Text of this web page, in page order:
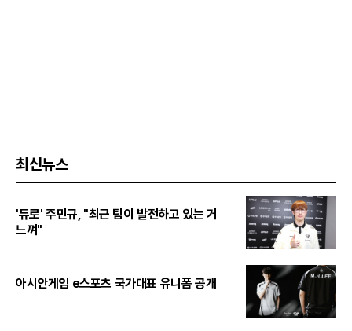
최신뉴스
'듀로' 주민규, "최근 팀이 발전하고 있는 거
느껴"
아시안게임 e스포츠 국가대표 유니폼 공개